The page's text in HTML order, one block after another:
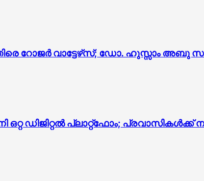
റോജർ വാട്ടേഴ്‌സ്; ഡോ. ഹുസ്സാം അബു
ഡിജിറ്റൽ പ്ലാറ്റ്‌ഫോം; പ്രവാസികൾക്ക്